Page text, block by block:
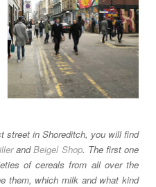
street in Shoreditch, you will find
andBeigel Shop. The first one
of cereals from all over the
them, which milk and what kind